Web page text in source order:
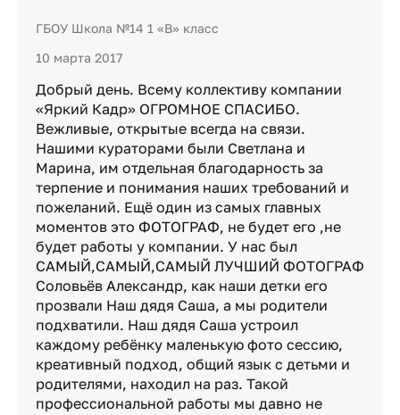
ГБОУ Школа №14 1 «В» класс
10 марта 2017
Добрый день. Всему коллективу компании
«Яркий Кадр» ОГРОМНОЕ СПАСИБО.
Вежливые, открытые всегда на связи.
Нашими кураторами были Светлана и
Марина, им отдельная благодарность за
терпение и понимания наших требований и
пожеланий. Ещё один из самых главных
моментов это ФОТОГРАФ, не будет его ,не
будет работы у компании. У нас был
САМЫЙ,САМЫЙ,САМЫЙ ЛУЧШИЙ ФОТОГРАФ
Соловьёв Александр, как наши детки его
прозвали Наш дядя Саша, а мы родители
подхватили. Наш дядя Саша устроил
каждому ребёнку маленькую фото сессию,
креативный подход, общий язык с детьми и
родителями, находил на раз. Такой
профессиональной работы мы давно не